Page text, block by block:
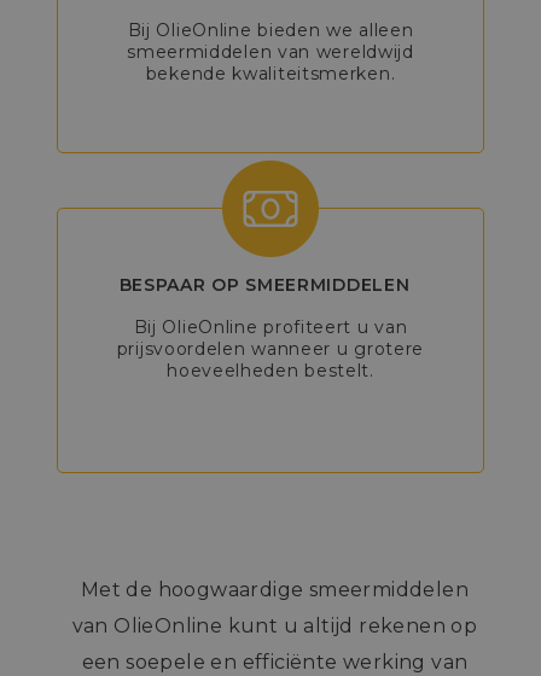
Bij OlieOnline bieden we alleen
smeermiddelen van wereldwijd
bekende kwaliteitsmerken.
BESPAAR OP SMEERMIDDELEN
Bij OlieOnline profiteert u van
prijsvoordelen wanneer u grotere
hoeveelheden bestelt.
Met de hoogwaardige smeermiddelen
van OlieOnline kunt u altijd rekenen op
een soepele en efficiënte werking van